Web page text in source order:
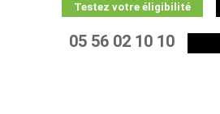
Testez votre éligibilité
05 56 02 10 10